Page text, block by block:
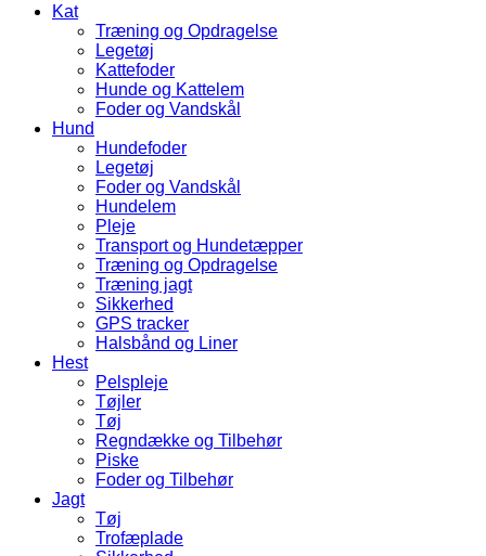
Kat
Træning og Opdragelse
Legetøj
Kattefoder
Hunde og Kattelem
Foder og Vandskål
Hund
Hundefoder
Legetøj
Foder og Vandskål
Hundelem
Pleje
Transport og Hundetæpper
Træning og Opdragelse
Træning jagt
Sikkerhed
GPS tracker
Halsbånd og Liner
Hest
Pelspleje
Tøjler
Tøj
Regndække og Tilbehør
Piske
Foder og Tilbehør
Jagt
Tøj
Trofæplade